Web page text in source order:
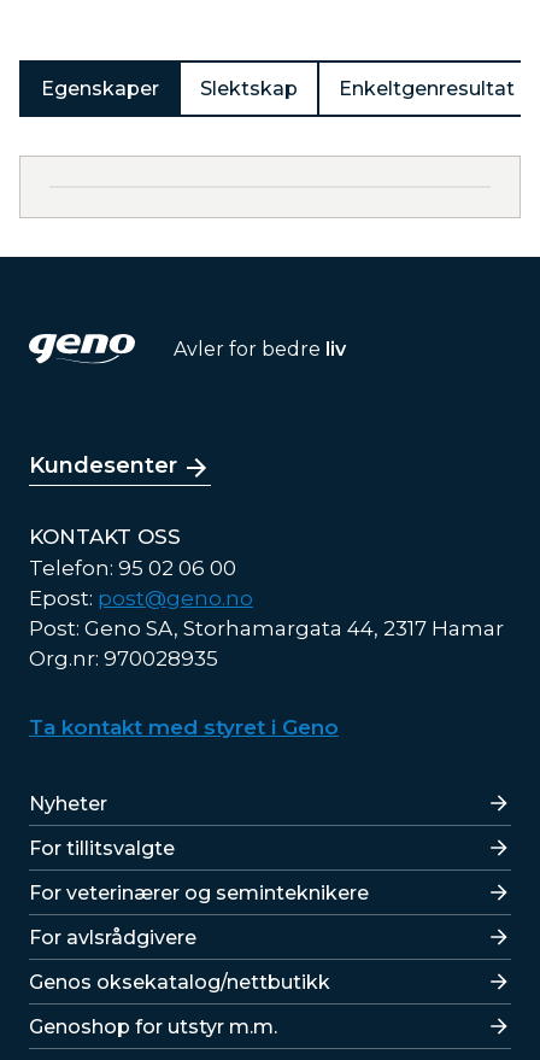
Egenskaper Slektskap Enkeltgenresultat
Avler for bedre liv
Kundesenter
KONTAKT OSS
Telefon: 95 02 06 00
Epost: post@geno.no
Post: Geno SA, Storhamargata 44, 2317 Hamar
Org.nr: 970028935
Ta kontakt med styret i Geno
Lenker
Nyheter
For tillitsvalgte
For veterinærer og seminteknikere
For avlsrådgivere
Lenker
Genos oksekatalog/nettbutikk
Genoshop for utstyr m.m.